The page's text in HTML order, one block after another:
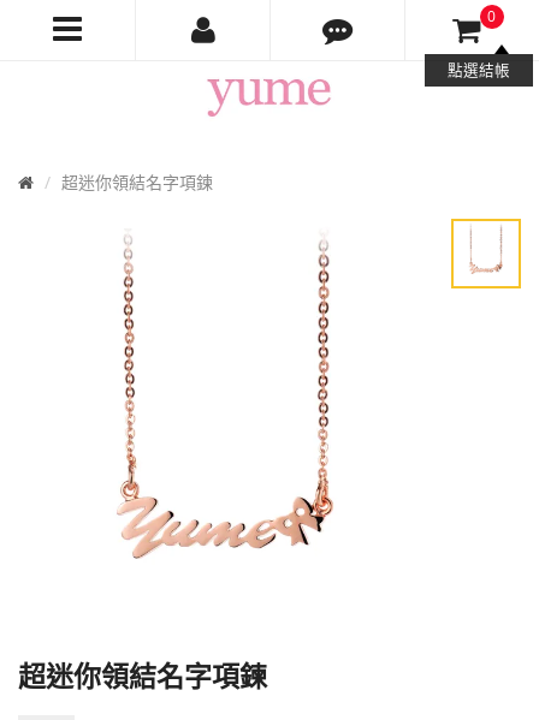
0
點選結帳
Yume
Jewelry
首
超迷你領結名字項鍊
超迷你領結名字項鍊